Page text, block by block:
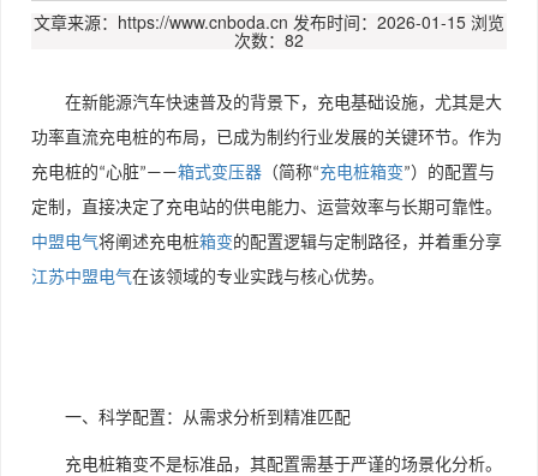
文章来源：https://www.cnboda.cn 发布时间：2026-01-15 浏览
次数：82
在新能源汽车快速普及的背景下，充电基础设施，尤其是大
功率直流充电桩的布局，已成为制约行业发展的关键环节。作为
充电桩的“心脏”——箱式变压器 （简称“充电桩箱变”）的配置与
定制，直接决定了充电站的供电能力、运营效率与长期可靠性。
中盟电气将阐述充电桩箱变的配置逻辑与定制路径，并着重分享
江苏中盟电气在该领域的专业实践与核心优势。
一、科学配置：从需求分析到精准匹配
充电桩箱变不是标准品，其配置需基于严谨的场景化分析。